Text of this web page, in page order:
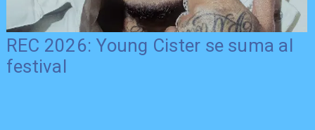
REC 2026: Young Cister se suma al
festival